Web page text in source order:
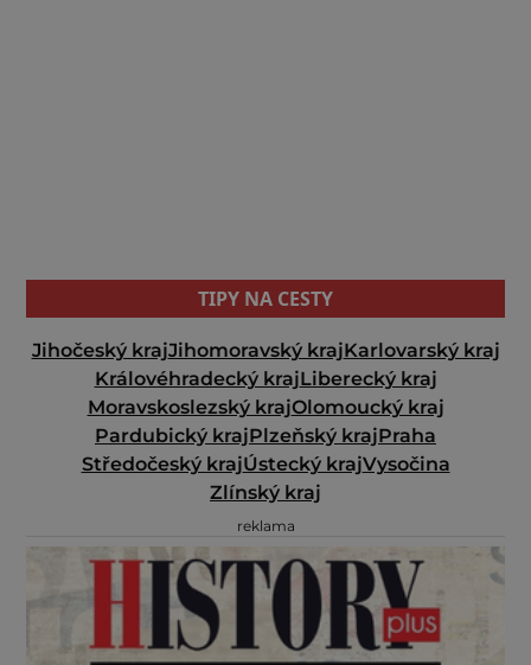
TIPY NA CESTY
Jihočeský krajJihomoravský krajKarlovarský kraj
Královéhradecký krajLiberecký kraj
Moravskoslezský krajOlomoucký kraj
Pardubický krajPlzeňský krajPraha
Středočeský krajÚstecký krajVysočina
Zlínský kraj
reklama